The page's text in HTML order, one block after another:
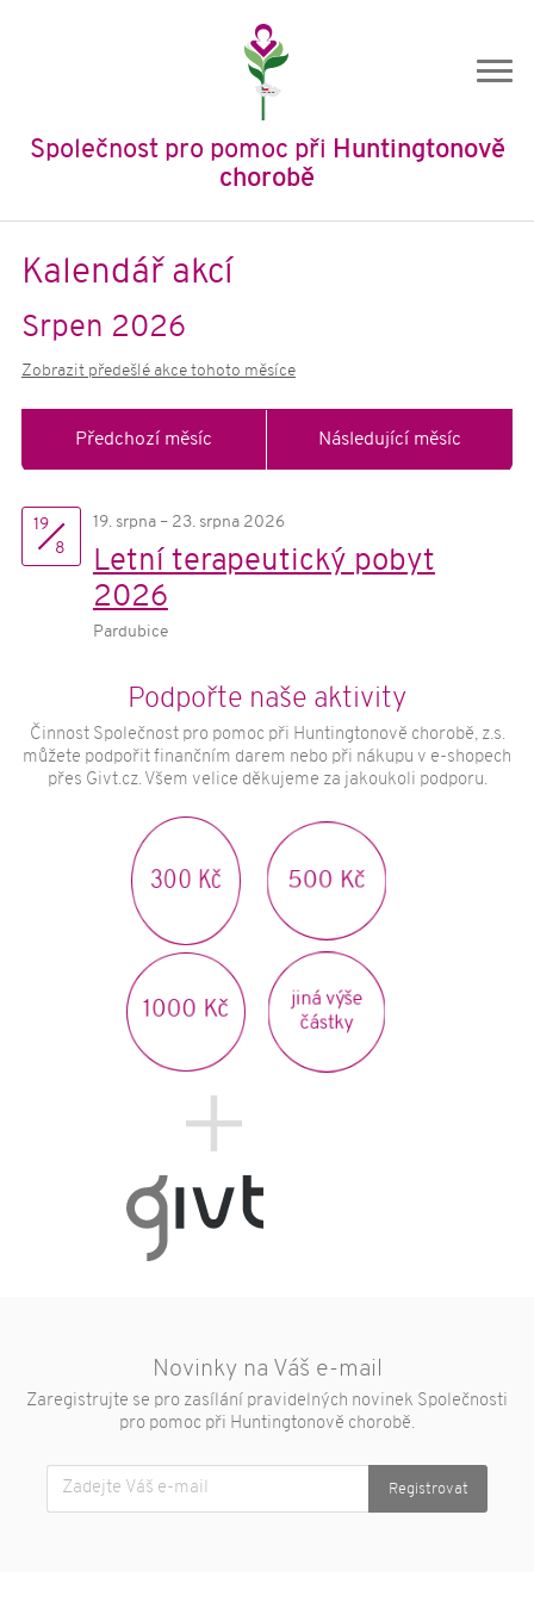
Kalendář akcí
Srpen 2026
Zobrazit předešlé akce tohoto měsíce
Předchozí měsíc Následující měsíc
19
8
19. srpna – 23. srpna 2026
Letní terapeutický pobyt
2026
Pardubice
Společnost pro pomoc při Huntingtonově
chorobě
Úvod
O společnosti
Historie SPHCH
Členství
Stanovy
Ochrana osobních údajů
O nemoci
Huntingtonova choroba
Příčiny a vznik HCH
Příznaky HCH
Možnosti léčby HCH
Genetické testování HCH
Rekondičně-edukační víkendové pobyty
Terapeutický pobyt pro pacienty s HCH
Domácí cvičení nejen pro pacienty s HCH
Informační kampaně
Zpravodaj Archa
Další publikace
Půjčovna zdravotních pomůcek
Vzdělávání a osvěta
322
Kontakty
SPHCH
Multidisciplinární tým
Půjčovna ZP a poradny
Podpořte naše aktivity
Činnost Společnost pro pomoc při Huntingtonově chorobě, z.s.
můžete podpořit finančním darem nebo při nákupu v e-shopech
přes Givt.cz. Všem velice děkujeme za jakoukoli podporu.
300 Kč 500 Kč
1000 Kč
jiná výše
částky
Novinky na Váš e-mail
Zaregistrujte se pro zasílání pravidelných novinek Společnosti
pro pomoc při Huntingtonově chorobě.
Registrovat